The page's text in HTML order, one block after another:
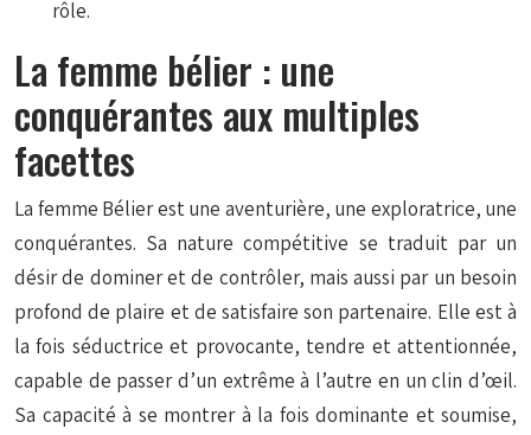
rôle.
La femme bélier : une
conquérantes aux multiples
facettes
La femme Bélier est une aventurière, une exploratrice, une
conquérantes. Sa nature compétitive se traduit par un
désir de dominer et de contrôler, mais aussi par un besoin
profond de plaire et de satisfaire son partenaire. Elle est à
la fois séductrice et provocante, tendre et attentionnée,
capable de passer d’un extrême à l’autre en un clin d’œil.
Sa capacité à se montrer à la fois dominante et soumise,